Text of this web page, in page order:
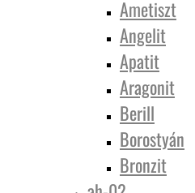
Ametiszt
Angelit
Apatit
Aragonit
Berill
Borostyán
Bronzit